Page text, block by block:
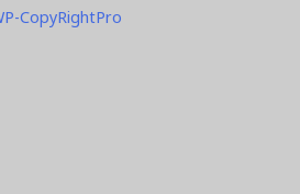
CopyRightPro